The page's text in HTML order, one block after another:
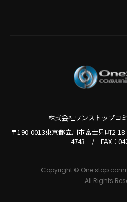
株式会社ワンストップコ
〒190-0013東京都立川市富士見町2-
4743 / FAX：
Copyright © One stop
All Rights